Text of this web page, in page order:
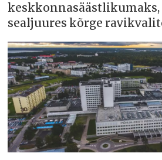
keskkonnasäästlikumaks,
sealjuures kõrge